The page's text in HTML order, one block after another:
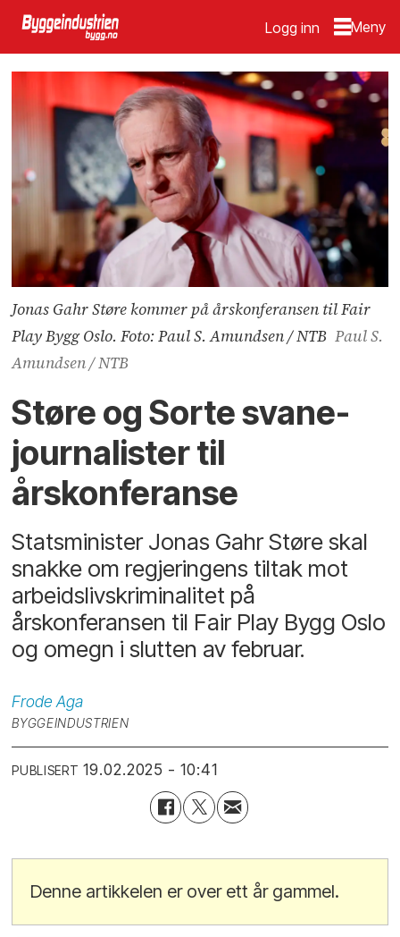
Logg inn
Jonas Gahr Støre kommer på årskonferansen til Fair
Play Bygg Oslo. Foto: Paul S. Amundsen / NTB Paul S.
Amundsen / NTB
Støre og Sorte svane-
journalister til
årskonferanse
Statsminister Jonas Gahr Støre skal
snakke om regjeringens tiltak mot
arbeidslivskriminalitet på
årskonferansen til Fair Play Bygg Oslo
og omegn i slutten av februar.
Frode Aga
BYGGEINDUSTRIEN
PUBLISERT 19.02.2025 - 10:41
Denne artikkelen er over ett år gammel.